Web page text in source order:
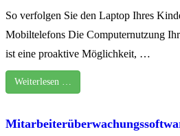
So verfolgen Sie den Laptop Ihres
Mobiltelefons Die Computernutzung
ist eine proaktive Möglichkeit, …
Weiterlesen …